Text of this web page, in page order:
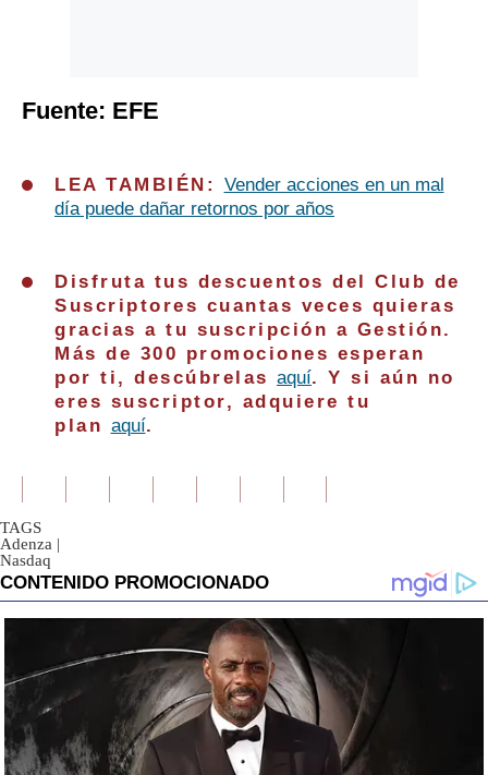
Fuente: EFE
LEA TAMBIÉN: Vender acciones en un mal
día puede dañar retornos por años
Disfruta tus descuentos del Club de
Suscriptores cuantas veces quieras
gracias a tu suscripción a Gestión.
Más de 300 promociones esperan
por ti, descúbrelas aquí. Y si aún no
eres suscriptor, adquiere tu
plan aquí.
TAGS
Adenza |
Nasdaq